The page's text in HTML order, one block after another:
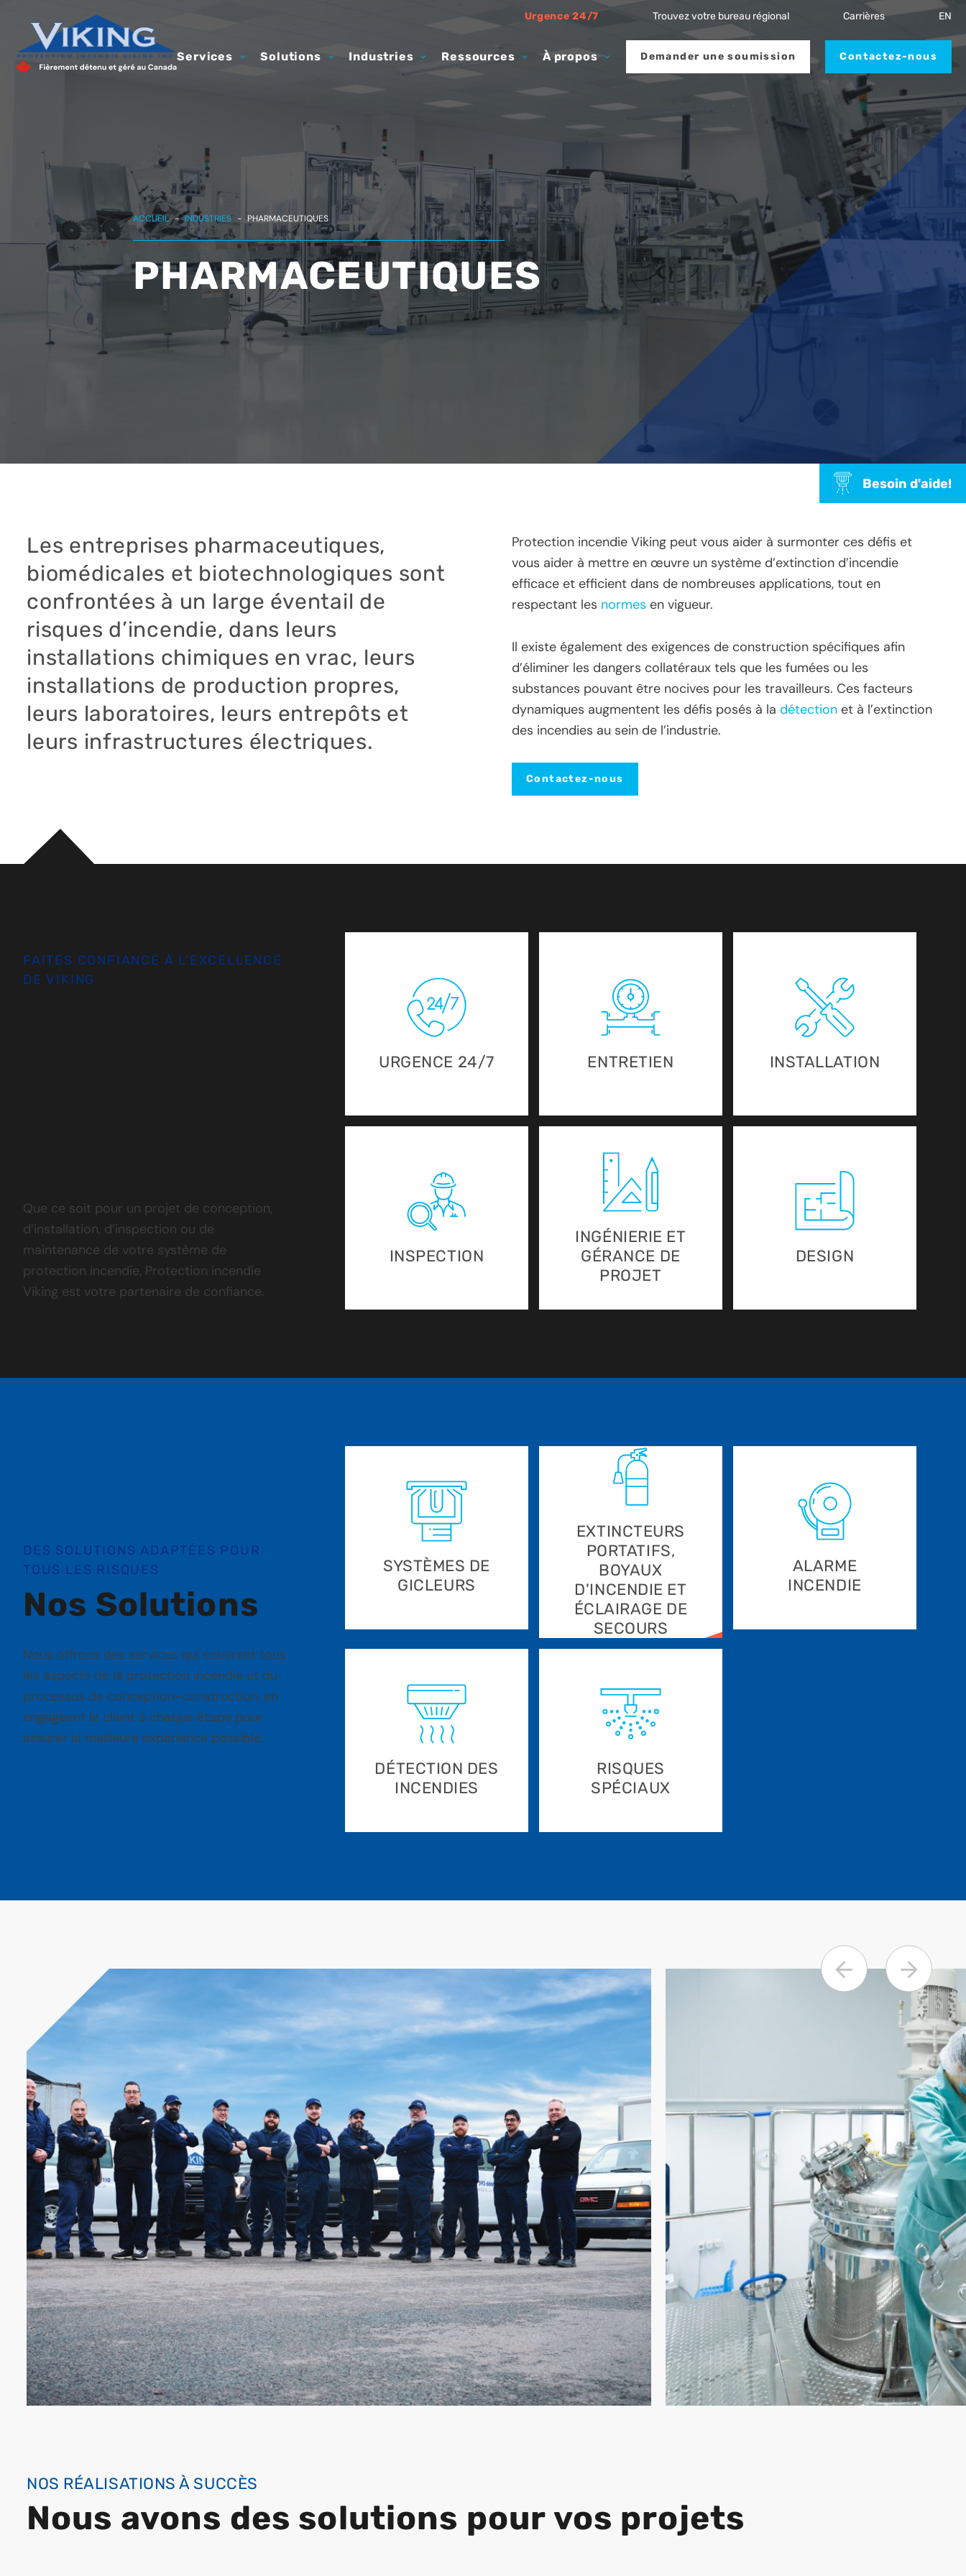
Urgence 24/7 Trouvez votre bureau régional Carrières EN
Services Solutions Industries Ressources À propos Demander une soumission Contactez-nous
ACCUEIL - INDUSTRIES - PHARMACEUTIQUES
PHARMACEUTIQUES
Besoin d'aide!
Les entreprises pharmaceutiques,
biomédicales et biotechnologiques sont
confrontées à un large éventail de
risques d’incendie, dans leurs
installations chimiques en vrac, leurs
installations de production propres,
leurs laboratoires, leurs entrepôts et
leurs infrastructures électriques.
Protection incendie Viking peut vous aider à surmonter ces défis et
vous aider à mettre en œuvre un système d’extinction d’incendie
efficace et efficient dans de nombreuses applications, tout en
respectant les normes en vigueur.
Il existe également des exigences de construction spécifiques afin
d’éliminer les dangers collatéraux tels que les fumées ou les
substances pouvant être nocives pour les travailleurs. Ces facteurs
dynamiques augmentent les défis posés à la détection et à l’extinction
des incendies au sein de l’industrie.
Contactez-nous
FAITES CONFIANCE À L’EXCELLENCE
DE VIKING
Que ce soit pour un projet de conception,
d’installation, d’inspection ou de
maintenance de votre système de
protection incendie, Protection incendie
Viking est votre partenaire de confiance.
URGENCE 24/7 ENTRETIEN INSTALLATION
INSPECTION
INGÉNIERIE ET
GÉRANCE DE
PROJET
DESIGN
DES SOLUTIONS ADAPTÉES POUR
TOUS LES RISQUES
Nos Solutions
Nous offrons des services qui couvrent tous
les aspects de la protection incendie et du
processus de conception-construction, en
engageant le client à chaque étape pour
assurer la meilleure expérience possible.
SYSTÈMES DE
GICLEURS
EXTINCTEURS
PORTATIFS,
BOYAUX
D'INCENDIE ET
ÉCLAIRAGE DE
SECOURS
ALARME
INCENDIE
DÉTECTION DES
INCENDIES
RISQUES
SPÉCIAUX
NOS RÉALISATIONS À SUCCÈS
Nous avons des solutions pour vos projets